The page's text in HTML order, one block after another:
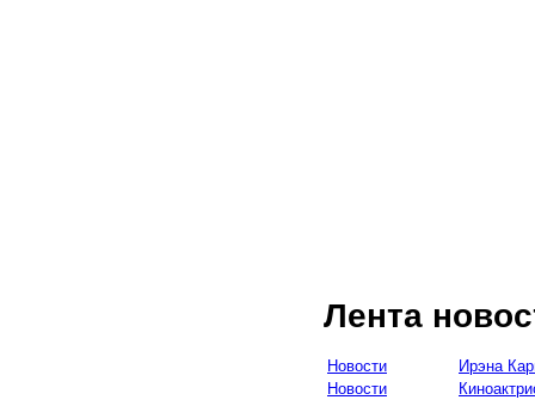
Лента
Новости
Ирэна
Новости